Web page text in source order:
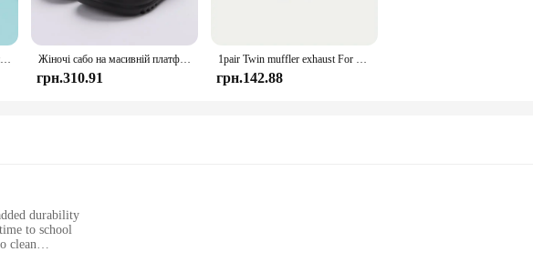
1 пара елегантних туфель з бантом і пряжкою для жінок, однотонні знімні затискачі для взуття, прикраси для весільного взуття, аксесуари для взуття Жіночі сабо на масивній платформі, товстий низ, нековзкі пляжні сандалі, жіночі літні 2024, модні сандалі на танкетці, тапочки з EVA
грн.310.91
1pair Twin muffler exhaust For Crocs Noticeable Shoe Charm Accessories
грн.142.88
durability
to school
clean